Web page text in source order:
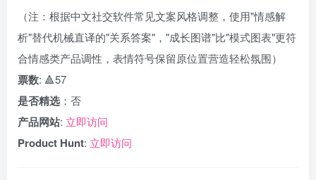
（注：根据中文社交软件常见文案风格调整，使用"情感解
析"替代机械直译的"关系答案"，"成长图谱"比"模式图表"更符
合情感类产品调性，表情符号保留原位置营造轻松氛围）
票数: 🔺57
是否精选 ：否
产品网站: 立即访问
Product Hunt: 立即访问